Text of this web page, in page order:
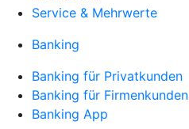
Service & Mehrwerte
Banking
Banking für Privatkunden
Banking für Firmenkunden
Banking App